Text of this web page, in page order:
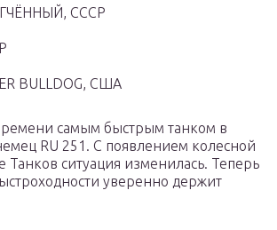
СССР
BULLDOG, США
самым быстрым танком в
RU 251. С появлением колесной
ситуация изменилась. Теперь
уверенно держит